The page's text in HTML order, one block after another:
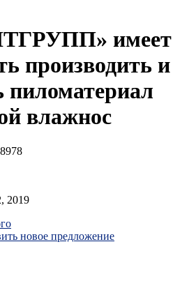
имеет
производить и
пиломатериал
влажнос
2019
новое предложение